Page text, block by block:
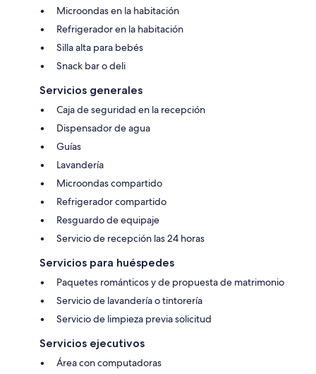
Microondas en la habitación
Refrigerador en la habitación
Silla alta para bebés
Snack bar o deli
Servicios generales
Caja de seguridad en la recepción
Dispensador de agua
Guías
Lavandería
Microondas compartido
Refrigerador compartido
Resguardo de equipaje
Servicio de recepción las 24 horas
Servicios para huéspedes
Paquetes románticos y de propuesta de matrimonio
Servicio de lavandería o tintorería
Servicio de limpieza previa solicitud
Servicios ejecutivos
Área con computadoras